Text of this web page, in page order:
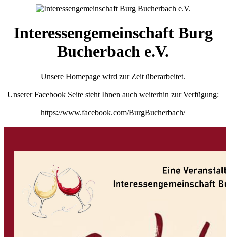
Interessengemeinschaft Burg
Bucherbach e.V.
Unsere Homepage wird zur Zeit überarbeitet.
Unserer Facebook Seite steht Ihnen auch weiterhin zur Verfügung:
https://www.facebook.com/BurgBucherbach/